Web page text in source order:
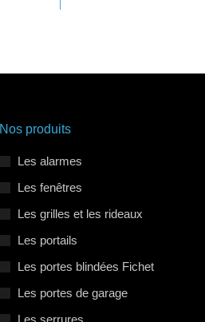
Nos produits
Les alarmes
Les fenêtres
Les grilles et les rideaux
Les portails
Les portes blindées Fichet
Les portes de garage
Les serrures